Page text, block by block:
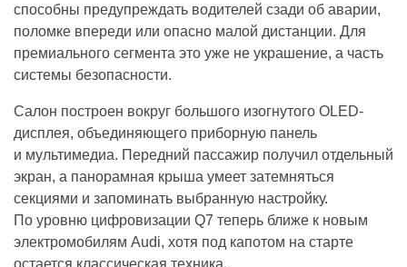
способны предупреждать водителей сзади об аварии,
поломке впереди или опасно малой дистанции. Для
премиального сегмента это уже не украшение, а часть
системы безопасности.
Салон построен вокруг большого изогнутого OLED-
дисплея, объединяющего приборную панель
и мультимедиа. Передний пассажир получил отдельный
экран, а панорамная крыша умеет затемняться
секциями и запоминать выбранную настройку.
По уровню цифровизации Q7 теперь ближе к новым
электромобилям Audi, хотя под капотом на старте
остается классическая техника.